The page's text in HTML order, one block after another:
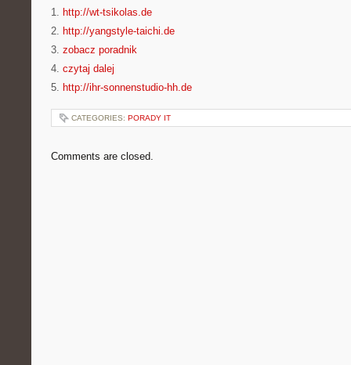
1. http://wt-tsikolas.de
2. http://yangstyle-taichi.de
3. zobacz poradnik
4. czytaj dalej
5. http://ihr-sonnenstudio-hh.de
CATEGORIES: PORADY IT
Comments are closed.